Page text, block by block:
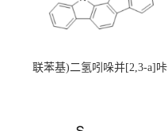
联苯基)二氢吲哚并[2,3-a]咔